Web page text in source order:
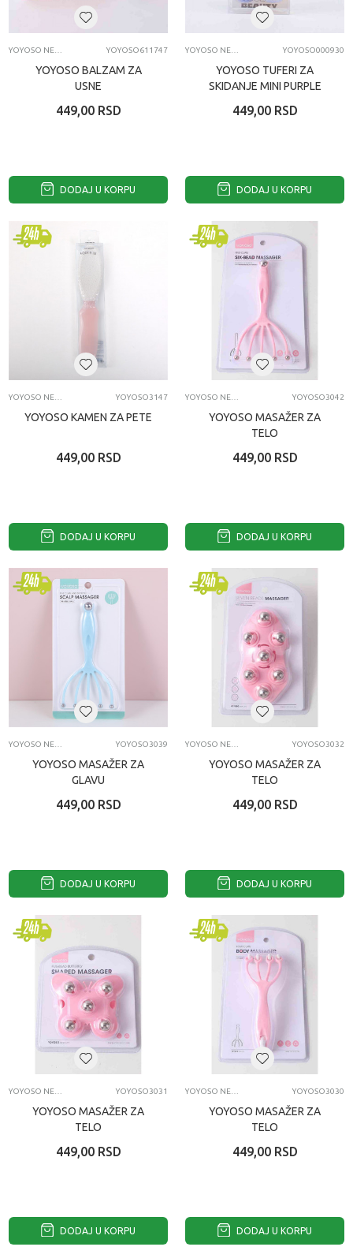
YOYOSO611747
YOYOSO BALZAM ZA
USNE
449,00 RSD
DODAJ U KORPU
YOYOSO000930
YOYOSO TUFERI ZA
SKIDANJE MINI PURPLE
449,00 RSD
DODAJ U KORPU
YOYOSO3147
YOYOSO KAMEN ZA PETE
449,00 RSD
DODAJ U KORPU
YOYOSO3042
YOYOSO MASAŽER ZA
TELO
449,00 RSD
DODAJ U KORPU
YOYOSO3039
YOYOSO MASAŽER ZA
GLAVU
449,00 RSD
DODAJ U KORPU
YOYOSO3032
YOYOSO MASAŽER ZA
TELO
449,00 RSD
DODAJ U KORPU
YOYOSO3031
YOYOSO MASAŽER ZA
TELO
449,00 RSD
DODAJ U KORPU
YOYOSO3030
YOYOSO MASAŽER ZA
TELO
449,00 RSD
DODAJ U KORPU